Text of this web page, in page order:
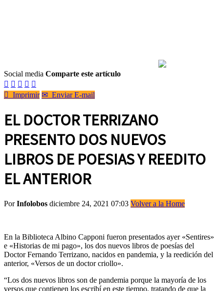
Social media Comparte este artículo
    
 Imprimir ✉ Enviar E-mail
EL DOCTOR TERRIZANO
PRESENTO DOS NUEVOS
LIBROS DE POESIAS Y REEDITO
EL ANTERIOR
PorInfolobos diciembre 24, 2021 07:03 Volver a la Home
En la Biblioteca Albino Capponi fueron presentados ayer «Sentires»
e «Historias de mi pago», los dos nuevos libros de poesías del
Doctor Fernando Terrizano, nacidos en pandemia, y la reedición del
anterior, «Versos de un doctor criollo».
“Los dos nuevos libros son de pandemia porque la mayoría de los
versos que contienen los escribí en este tiempo, tratando de que la